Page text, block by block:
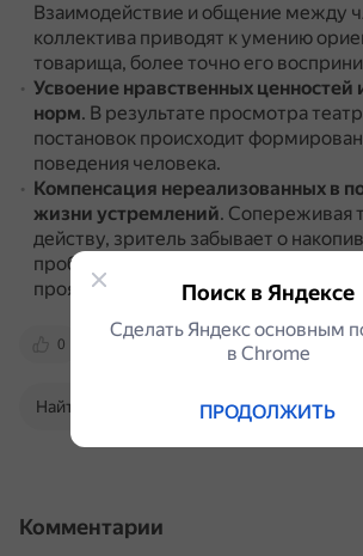
Взаимодействие и общение между
коллектива приводят к умению
товарища, более точно его
Усвоение нравственных
норм. В результате просмотра
постановок происходит
поведения человека.
Компенсация нереализованных в
жизни устремлений. Сопереживая
действу, зритель забывает о
проблемах, получает возможность
проявлять свои эмоции и чувства.
0 kychinskaia-nf-
Найти в Поиске
Комментарии
Поиск в Яндексе
Сделать Яндекс основным
в Сhrome
ПРОДОЛЖИТЬ